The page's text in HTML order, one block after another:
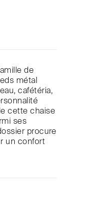
de
métal
cafétéria,
cette chaise
ses
procure
un confort